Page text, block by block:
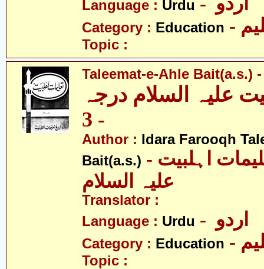
Language : Urdu
Category : Education
Topic :
Taleemat-e-Ahle Bait(a.s.)
علیہ السلام درجہ
- 3
Author : Idara Farooqh
Bait(a.s.) - ادارہ فروغ تعلیمات اہلبیت
علیہ السلام
Translator :
Language : Urdu
Category : Education
Topic :